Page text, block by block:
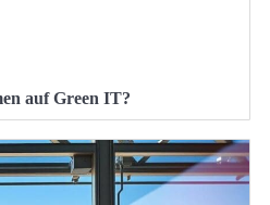
auf Green IT?